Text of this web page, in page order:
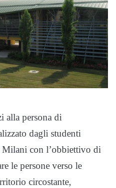
alla persona di
dagli studenti
Milani con l’obbiettivo di
le persone verso le
circostante,